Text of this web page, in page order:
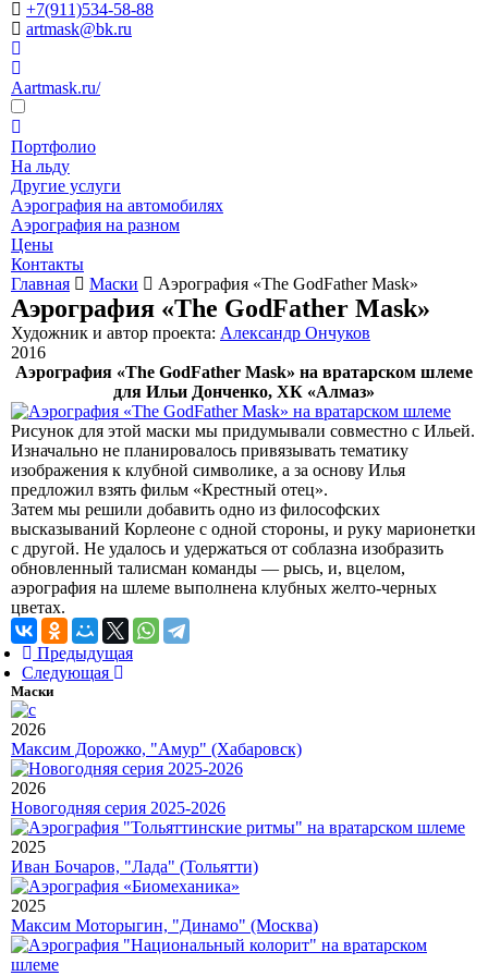
+7(911)534-58-88
artmask@bk.ru
Aartmask.ru/
Портфолио
На льду
Другие услуги
Аэрография на автомобилях
Аэрография на разном
Цены
Контакты
Главная
Маски Аэрография «The GodFather Mask»
Аэрография «The GodFather Mask»
Художник и автор проекта: Александр Ончуков
2016
Аэрография «The GodFather Mask» на вратарском шлеме
для Ильи Донченко, ХК «Алмаз»
Рисунок для этой маски мы придумывали совместно с Ильей.
Изначально не планировалось привязывать тематику
изображения к клубной символике, а за основу Илья
предложил взять фильм «Крестный отец».
Затем мы решили добавить одно из философских
высказываний Корлеоне с одной стороны, и руку марионетки
с другой. Не удалось и удержаться от соблазна изобразить
обновленный талисман команды — рысь, и, вцелом,
аэрография на шлеме выполнена клубных желто-черных
цветах.
Предыдущая
Следующая
Маски
2026
Максим Дорожко, "Амур" (Хабаровск)
2026
Новогодняя серия 2025-2026
2025
Иван Бочаров, "Лада" (Тольятти)
2025
Максим Моторыгин, "Динамо" (Москва)